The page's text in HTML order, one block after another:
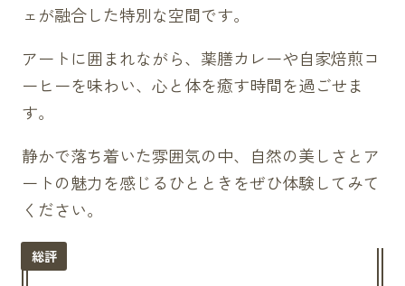
ェが融合した特別な空間です。
アートに囲まれながら、薬膳カレーや自家焙煎コ
ーヒーを味わい、心と体を癒す時間を過ごせま
す。
静かで落ち着いた雰囲気の中、自然の美しさとア
ートの魅力を感じるひとときをぜひ体験してみて
ください。